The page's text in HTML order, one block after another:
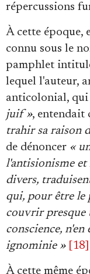
répercussions
À cette époque,
connu sous le
pamphlet
lequel l'auteur,
anticolonial, qui
juif », entendait
trahir sa raison
de dénoncer «
l'antisionisme et
divers,
qui, pour être le
couvrir presque
conscience,
ignominie »
[18]
À cette même